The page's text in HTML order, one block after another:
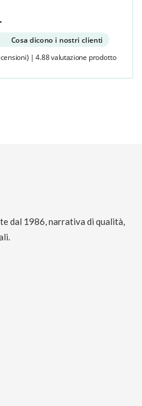
Cosa dicono i nostri clienti
| 4.88 valutazione prodotto
dal 1986, narrativa di qualità,